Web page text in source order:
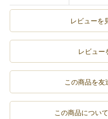
レビューを
レビュー
この商品を友
この商品につい